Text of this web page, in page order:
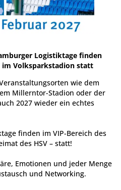
Logistiktage finden
im Volksparkstadion statt
wie dem
Millerntor-Stadion oder der
2027 wieder ein echtes
finden im VIP-Bereich des
des HSV – statt!
Emotionen und jeder Menge
und Networking.